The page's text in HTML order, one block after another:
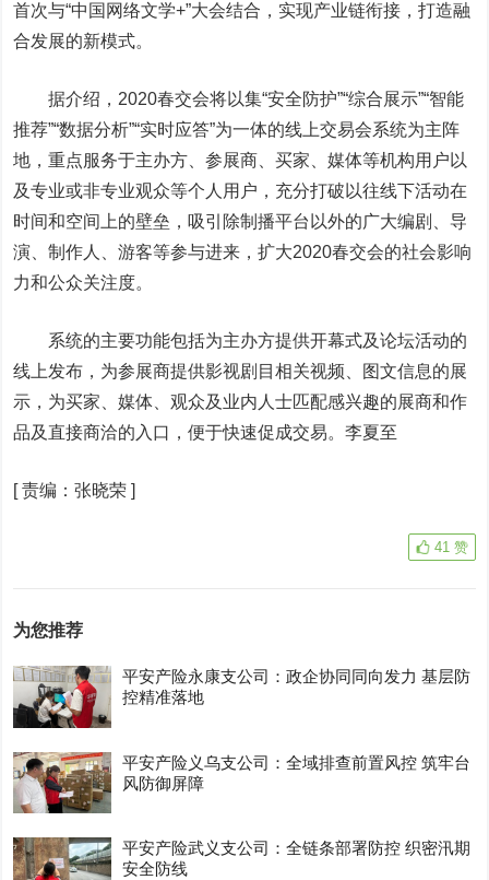
首次与“中国网络文学+”大会结合，实现产业链衔接，打造融
合发展的新模式。
据介绍，2020春交会将以集“安全防护”“综合展示”“智能
推荐”“数据分析”“实时应答”为一体的线上交易会系统为主阵
地，重点服务于主办方、参展商、买家、媒体等机构用户以
及专业或非专业观众等个人用户，充分打破以往线下活动在
时间和空间上的壁垒，吸引除制播平台以外的广大编剧、导
演、制作人、游客等参与进来，扩大2020春交会的社会影响
力和公众关注度。
系统的主要功能包括为主办方提供开幕式及论坛活动的
线上发布，为参展商提供影视剧目相关视频、图文信息的展
示，为买家、媒体、观众及业内人士匹配感兴趣的展商和作
品及直接商洽的入口，便于快速促成交易。李夏至
[责编：张晓荣 ]
41 赞
为您推荐
平安产险永康支公司：政企协同同向发力 基层防
控精准落地
平安产险义乌支公司：全域排查前置风控 筑牢台
风防御屏障
平安产险武义支公司：全链条部署防控 织密汛期
安全防线